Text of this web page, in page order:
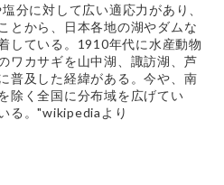
分に対して広い適応力があり、
とから、日本各地の湖やダムな
している。1910年代に水産動物
ワカサギを山中湖、諏訪湖、芦
普及した経緯がある。今や、南
除く全国に分布域を広げてい
る。"wikipediaより